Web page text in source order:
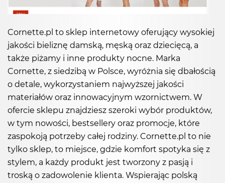
Cornette.pl to sklep internetowy oferujący wysokiej
jakości bieliznę damską, męską oraz dziecięcą, a
także piżamy i inne produkty nocne. Marka
Cornette, z siedzibą w Polsce, wyróżnia się dbałością
o detale, wykorzystaniem najwyższej jakości
materiałów oraz innowacyjnym wzornictwem. W
ofercie sklepu znajdziesz szeroki wybór produktów,
w tym nowości, bestsellery oraz promocje, które
zaspokoją potrzeby całej rodziny. Cornette.pl to nie
tylko sklep, to miejsce, gdzie komfort spotyka się z
stylem, a każdy produkt jest tworzony z pasją i
troską o zadowolenie klienta. Wspierając polską